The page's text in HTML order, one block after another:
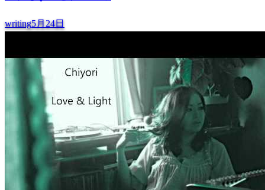
writing5月24日